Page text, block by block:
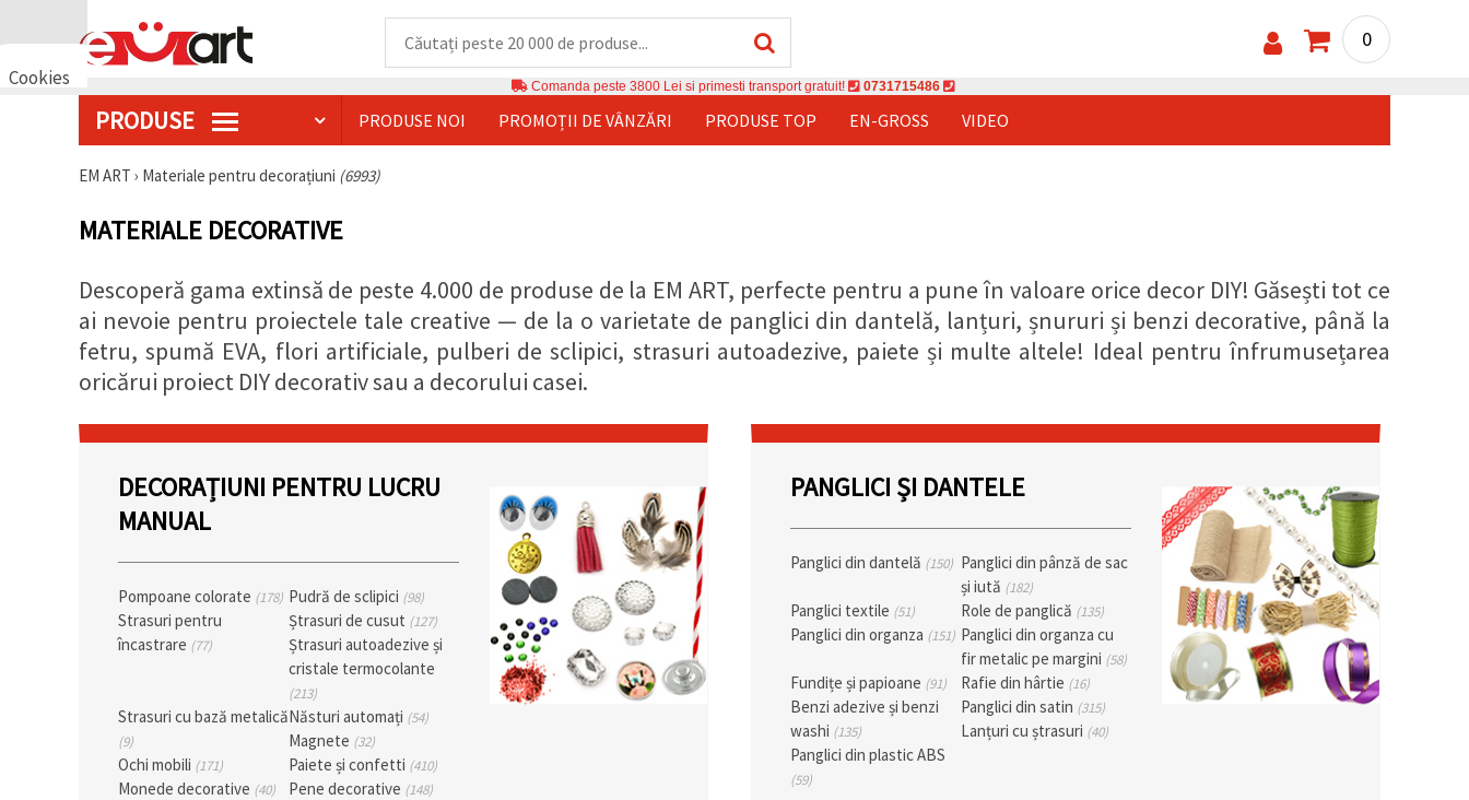
Cookies
0
Comanda peste 3800 Lei si primesti transport gratuit! 0731715486
PRODUSE PRODUSE NOI PROMOȚII DE VÂNZĂRI PRODUSE TOP EN-GROSS VIDEO
EM ART › Materiale pentru decorațiuni (6993)
MATERIALE DECORATIVE
Descoperă gama extinsă de peste 4.000 de produse de la EM ART, perfecte pentru a pune în valoare orice decor DIY! Găsești tot ce
ai nevoie pentru proiectele tale creative — de la o varietate de panglici din dantelă, lanțuri, șnururi și benzi decorative, până la
fetru, spumă EVA, flori artificiale, pulberi de sclipici, strasuri autoadezive, paiete și multe altele! Ideal pentru înfrumusețarea
oricărui proiect DIY decorativ sau a decorului casei.
DECORAȚIUNI PENTRU LUCRU
MANUAL
Pompoane colorate (178) Pudră de sclipici (98)
Strasuri pentru
încastrare (77)
Ștrasuri de cusut (127)
Ștrasuri autoadezive și
cristale termocolante
(213)
Strasuri cu bază metalică
(9)
Năsturi automați (54)
Magnete (32)
Ochi mobili (171) Paiete și confetti (410)
Monede decorative (40) Pene decorative (148)
PANGLICI ȘI DANTELE
Panglici din dantelă (150) Panglici din pânză de sac
și iută (182)
Panglici textile (51) Role de panglică (135)
Panglici din organza (151) Panglici din organza cu
fir metalic pe margini (58)
Fundițe și papioane (91) Rafie din hârtie (16)
Benzi adezive și benzi
washi (135)
Panglici din satin (315)
Lanțuri cu ștrasuri (40)
Panglici din plastic ABS
(59)